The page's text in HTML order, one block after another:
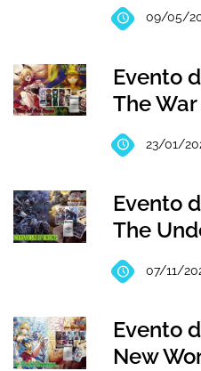
09/05/
Evento
The
23/01/
Evento
The
07/11/
Evento
New